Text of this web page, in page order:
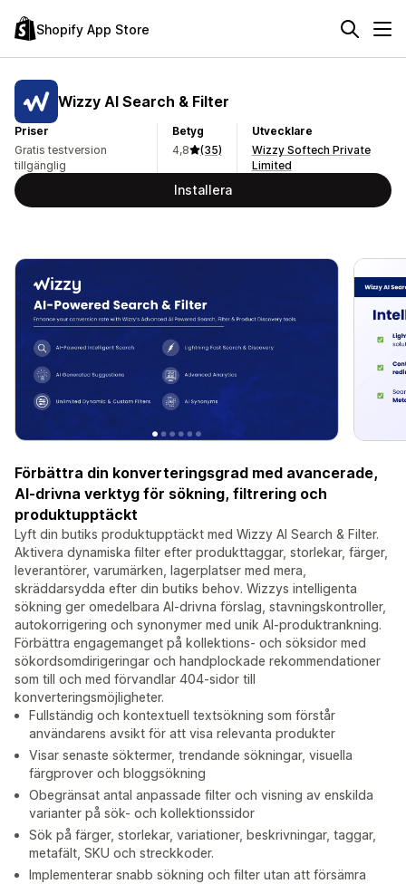
Shopify App Store
Wizzy AI Search & Filter
Priser
Gratis testversion
tillgänglig
Betyg
4,8
(35)
Utvecklare
Wizzy Softech Private
Limited
Installera
Förbättra din konverteringsgrad med avancerade,
AI-drivna verktyg för sökning, filtrering och
produktupptäckt
Lyft din butiks produktupptäckt med Wizzy AI Search & Filter.
Aktivera dynamiska filter efter produkttaggar, storlekar, färger,
leverantörer, varumärken, lagerplatser med mera,
skräddarsydda efter din butiks behov. Wizzys intelligenta
sökning ger omedelbara AI-drivna förslag, stavningskontroller,
autokorrigering och synonymer med unik AI-produktrankning.
Förbättra engagemanget på kollektions- och söksidor med
sökordsomdirigeringar och handplockade rekommendationer
som till och med förvandlar 404-sidor till
konverteringsmöjligheter.
Fullständig och kontextuell textsökning som förstår
användarens avsikt för att visa relevanta produkter
Visar senaste söktermer, trendande sökningar, visuella
färgprover och bloggsökning
Obegränsat antal anpassade filter och visning av enskilda
varianter på sök- och kollektionssidor
Sök på färger, storlekar, variationer, beskrivningar, taggar,
metafält, SKU och streckkoder.
Implementerar snabb sökning och filter utan att försämra